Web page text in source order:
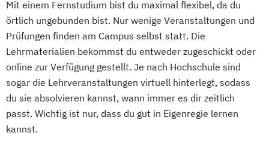
Mit einem Fernstudium bist du maximal flexibel, da du
örtlich ungebunden bist. Nur wenige Veranstaltungen und
Prüfungen finden am Campus selbst statt. Die
Lehrmaterialien bekommst du entweder zugeschickt oder
online zur Verfügung gestellt. Je nach Hochschule sind
sogar die Lehrveranstaltungen virtuell hinterlegt, sodass
du sie absolvieren kannst, wann immer es dir zeitlich
passt. Wichtig ist nur, dass du gut in Eigenregie lernen
kannst.